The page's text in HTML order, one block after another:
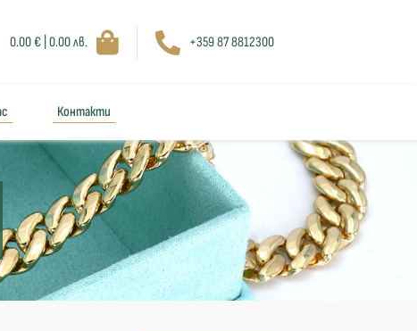
0.00 € | 0.00 лв. +359 87 8812300
Контакти